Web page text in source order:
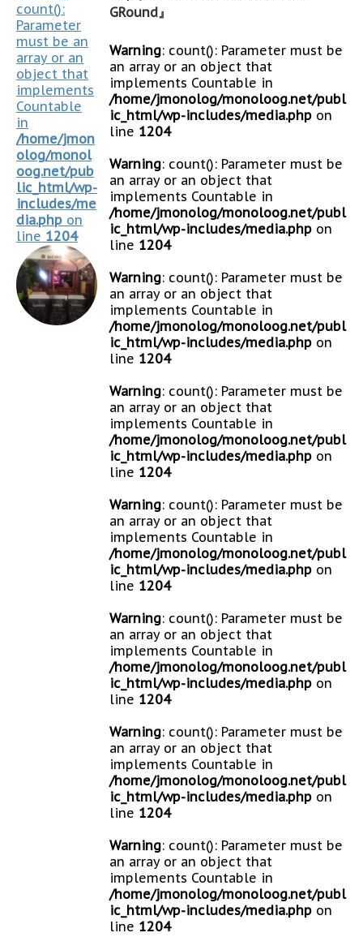
count():
Parameter
must be an
array or an
object that
implements
Countable
in
/home/jmon
olog/monol
oog.net/pub
lic_html/wp-
includes/me
dia.php on
line 1204
GRound』
Warning: count(): Parameter must be
an array or an object that
implements Countable in
/home/jmonolog/monoloog.net/publ
ic_html/wp-includes/media.php on
line 1204
Warning: count(): Parameter must be
an array or an object that
implements Countable in
/home/jmonolog/monoloog.net/publ
ic_html/wp-includes/media.php on
line 1204
Warning: count(): Parameter must be
an array or an object that
implements Countable in
/home/jmonolog/monoloog.net/publ
ic_html/wp-includes/media.php on
line 1204
Warning: count(): Parameter must be
an array or an object that
implements Countable in
/home/jmonolog/monoloog.net/publ
ic_html/wp-includes/media.php on
line 1204
Warning: count(): Parameter must be
an array or an object that
implements Countable in
/home/jmonolog/monoloog.net/publ
ic_html/wp-includes/media.php on
line 1204
Warning: count(): Parameter must be
an array or an object that
implements Countable in
/home/jmonolog/monoloog.net/publ
ic_html/wp-includes/media.php on
line 1204
Warning: count(): Parameter must be
an array or an object that
implements Countable in
/home/jmonolog/monoloog.net/publ
ic_html/wp-includes/media.php on
line 1204
Warning: count(): Parameter must be
an array or an object that
implements Countable in
/home/jmonolog/monoloog.net/publ
ic_html/wp-includes/media.php on
line 1204